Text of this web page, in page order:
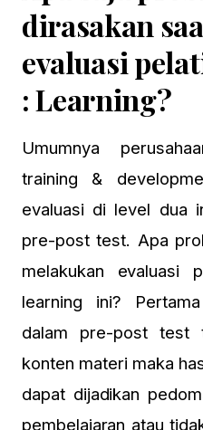
dirasakan
evaluasi
: Learning?
Umumnya
training &
evaluasi di level dua
pre-post test. Apa
melakukan evaluasi
learning ini?
dalam pre-post test
konten materi maka
dapat dijadikan
pembelajaran atau